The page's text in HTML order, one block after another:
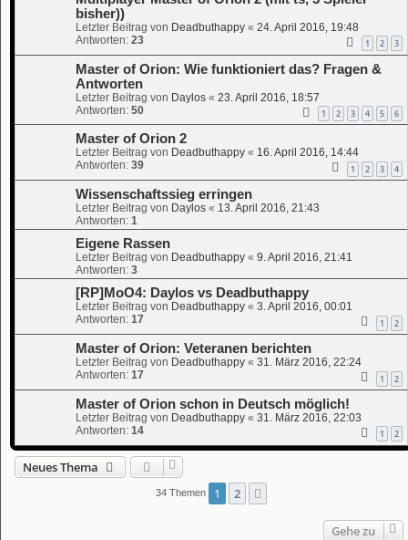
bisher))
Letzter Beitrag von Deadbuthappy « 24. April 2016, 19:48
Antworten: 23 1 2 3
Master of Orion: Wie funktioniert das? Fragen &
Antworten
Letzter Beitrag von Daylos « 23. April 2016, 18:57
Antworten: 50 1 2 3 4 5 6
Master of Orion 2
Letzter Beitrag von Deadbuthappy « 16. April 2016, 14:44
Antworten: 39 1 2 3 4
Wissenschaftssieg erringen
Letzter Beitrag von Daylos « 13. April 2016, 21:43
Antworten: 1
Eigene Rassen
Letzter Beitrag von Deadbuthappy « 9. April 2016, 21:41
Antworten: 3
[RP]MoO4: Daylos vs Deadbuthappy
Letzter Beitrag von Deadbuthappy « 3. April 2016, 00:01
Antworten: 17 1 2
Master of Orion: Veteranen berichten
Letzter Beitrag von Deadbuthappy « 31. März 2016, 22:24
Antworten: 17 1 2
Master of Orion schon in Deutsch möglich!
Letzter Beitrag von Deadbuthappy « 31. März 2016, 22:03
Antworten: 14 1 2
Neues Thema
34 Themen 1 2
Gehe zu